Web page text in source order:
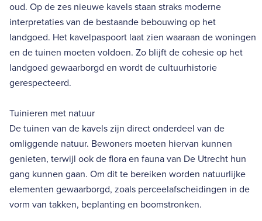
oud. Op de zes nieuwe kavels staan straks moderne
interpretaties van de bestaande bebouwing op het
landgoed. Het kavelpaspoort laat zien waaraan de woningen
en de tuinen moeten voldoen. Zo blijft de cohesie op het
landgoed gewaarborgd en wordt de cultuurhistorie
gerespecteerd.
Tuinieren met natuur
De tuinen van de kavels zijn direct onderdeel van de
omliggende natuur. Bewoners moeten hiervan kunnen
genieten, terwijl ook de flora en fauna van De Utrecht hun
gang kunnen gaan. Om dit te bereiken worden natuurlijke
elementen gewaarborgd, zoals perceelafscheidingen in de
vorm van takken, beplanting en boomstronken.